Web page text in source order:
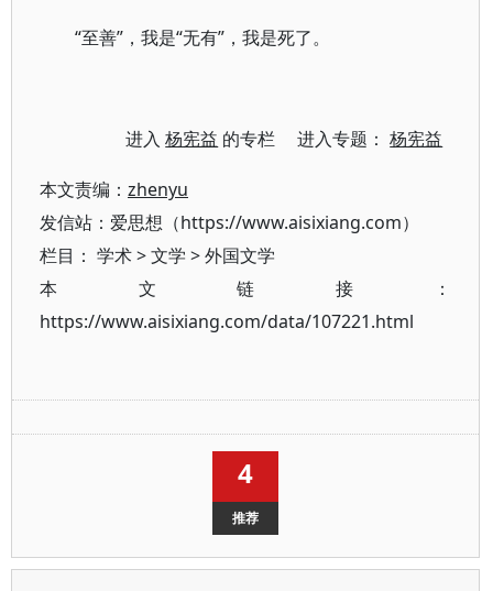
“至善”，我是“无有”，我是死了。
进入杨宪益 的专栏 进入专题：杨宪益
本文责编： zhenyu
发信站：爱思想（https://www.aisixiang.com）
栏目： 学术>文学 >外国文学
本文链接：
https://www.aisixiang.com/data/107221.html
4
推荐